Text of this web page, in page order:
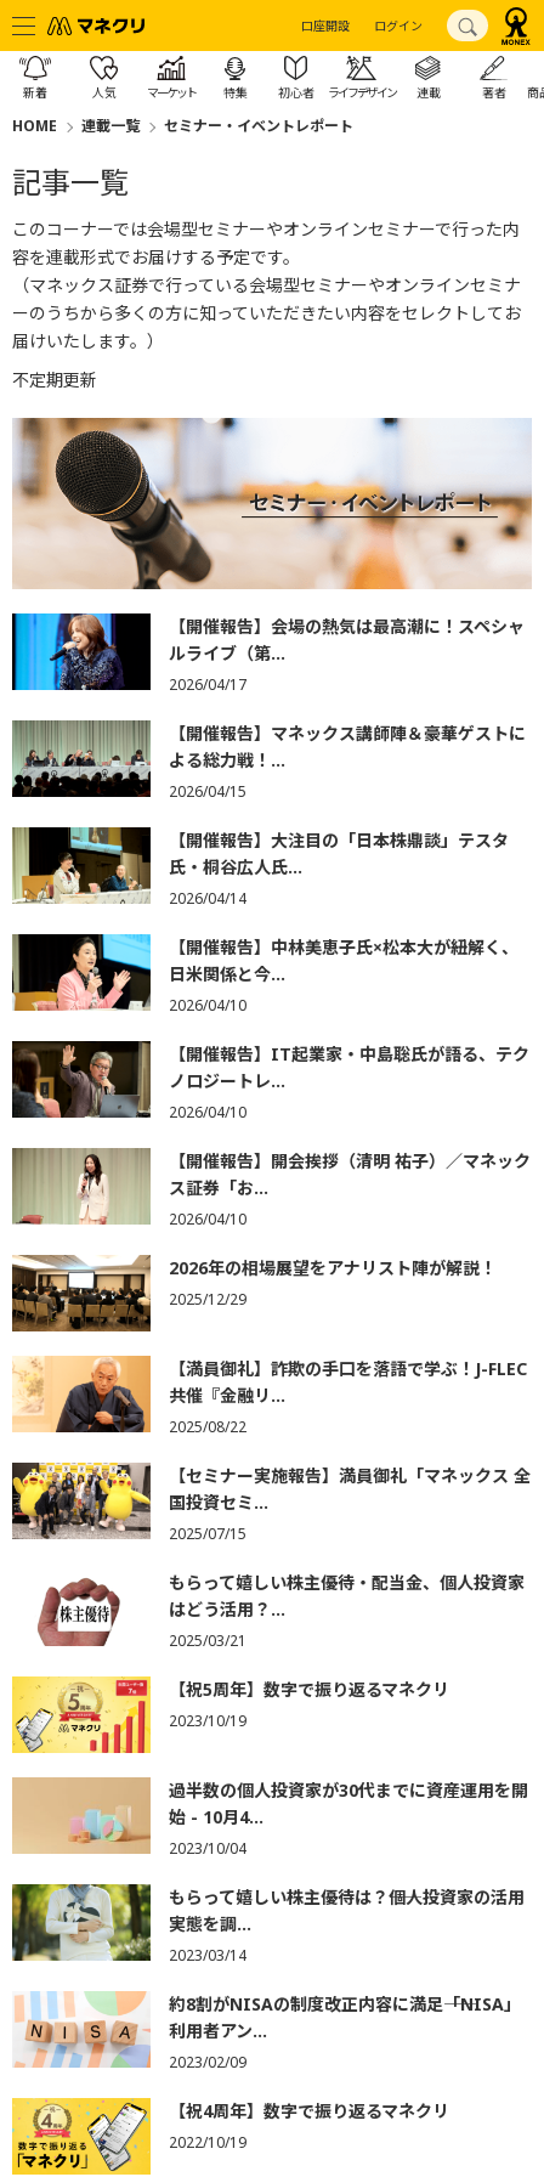
口座開設 ログイン
新着 人気 マーケット 特集 初心者 ライフデザイン 連載 著者 商
HOME 連載一覧 セミナー・イベントレポート
記事一覧
このコーナーでは会場型セミナーやオンラインセミナーで行った内
容を連載形式でお届けする予定です。
（マネックス証券で行っている会場型セミナーやオンラインセミナ
ーのうちから多くの方に知っていただきたい内容をセレクトしてお
届けいたします。）
不定期更新
【開催報告】会場の熱気は最高潮に！スペシャ
ルライブ（第...
2026/04/17
【開催報告】マネックス講師陣＆豪華ゲストに
よる総力戦！...
2026/04/15
【開催報告】大注目の「日本株鼎談」テスタ
氏・桐谷広人氏...
2026/04/14
【開催報告】中林美恵子氏×松本大が紐解く、
日米関係と今...
2026/04/10
【開催報告】IT起業家・中島聡氏が語る、テク
ノロジートレ...
2026/04/10
【開催報告】開会挨拶（清明 祐子）／マネック
ス証券「お...
2026/04/10
2026年の相場展望をアナリスト陣が解説！
2025/12/29
【満員御礼】詐欺の手口を落語で学ぶ！J-FLEC
共催『金融リ...
2025/08/22
【セミナー実施報告】満員御礼「マネックス 全
国投資セミ...
2025/07/15
もらって嬉しい株主優待・配当金、個人投資家
はどう活用？...
2025/03/21
【祝5周年】数字で振り返るマネクリ
2023/10/19
過半数の個人投資家が30代までに資産運用を開
始 - 10月4...
2023/10/04
もらって嬉しい株主優待は？――個人投資家の活用
実態を調...
2023/03/14
約8割がNISAの制度改正内容に満足――「NISA」
利用者アン...
2023/02/09
【祝4周年】数字で振り返るマネクリ
2022/10/19